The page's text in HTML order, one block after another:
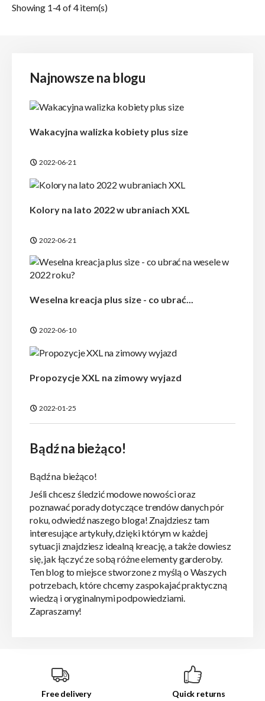
Showing 1-4 of 4 item(s)
Najnowsze na blogu
Wakacyjna walizka kobiety plus size
2022-06-21
Kolory na lato 2022 w ubraniach XXL
2022-06-21
Weselna kreacja plus size - co ubrać...
2022-06-10
Propozycje XXL na zimowy wyjazd
2022-01-25
Bądź na bieżąco!
Bądź na bieżąco!
Jeśli chcesz śledzić modowe nowości oraz
poznawać porady dotyczące trendów danych pór
roku, odwiedź naszego bloga! Znajdziesz tam
interesujące artykuły, dzięki którym w każdej
sytuacji znajdziesz idealną kreację, a także dowiesz
się, jak łączyć ze sobą różne elementy garderoby.
Ten blog to miejsce stworzone z myślą o Waszych
potrzebach, które chcemy zaspokajać praktyczną
wiedzą i oryginalnymi podpowiedziami.
Zapraszamy!
Free delivery Quick returns